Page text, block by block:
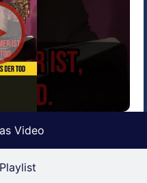
Video
Playlist